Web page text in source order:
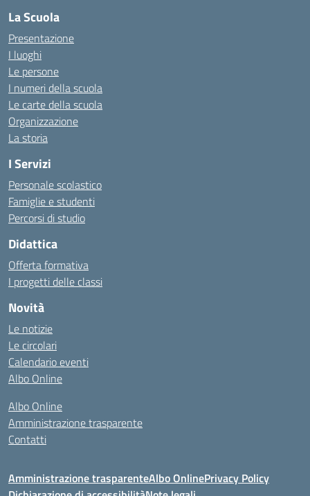
La Scuola
Presentazione
I luoghi
Le persone
I numeri della scuola
Le carte della scuola
Organizzazione
La storia
I Servizi
Personale scolastico
Famiglie e studenti
Percorsi di studio
Didattica
Offerta formativa
I progetti delle classi
Novità
Le notizie
Le circolari
Calendario eventi
Albo Online
Albo Online
Amministrazione trasparente
Contatti
Amministrazione trasparenteAlbo OnlinePrivacy Policy